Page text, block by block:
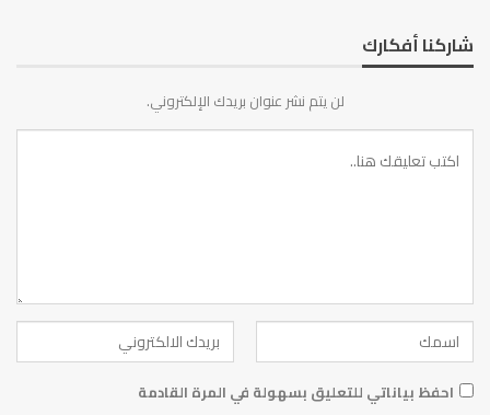
شاركنا أفكارك
لن يتم نشر عنوان بريدك الإلكتروني.
احفظ بياناتي للتعليق بسهولة في المرة القادمة